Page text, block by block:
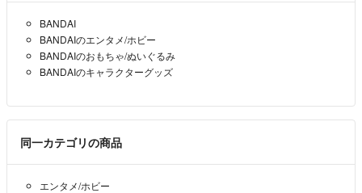
また気になることがあったらコメントください
なるべく早めにお返事します♡
BANDAI
BANDAIのエンタメ/ホビー
BANDAIのおもちゃ/ぬいぐるみ
BANDAIのキャラクターグッズ
同一カテゴリの商品
エンタメ/ホビー